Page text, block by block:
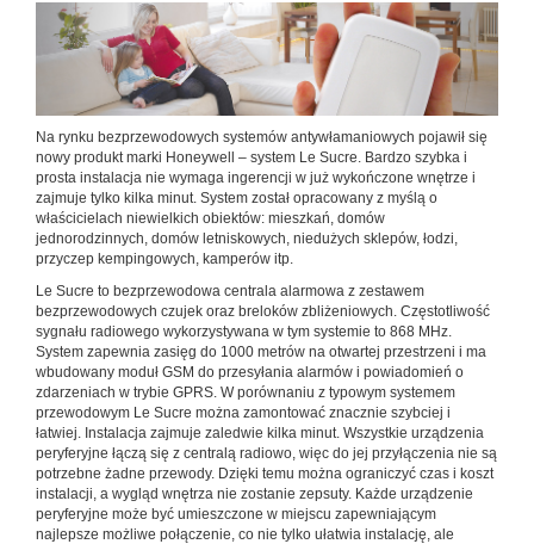
Na rynku bezprzewodowych systemów antywłamaniowych pojawił się
nowy produkt marki Honeywell – system Le Sucre. Bardzo szybka i
prosta instalacja nie wymaga ingerencji w już wykończone wnętrze i
zajmuje tylko kilka minut. System został opracowany z myślą o
właścicielach niewielkich obiektów: mieszkań, domów
jednorodzinnych, domów letniskowych, niedużych sklepów, łodzi,
przyczep kempingowych, kamperów itp.
Le Sucre to bezprzewodowa centrala alarmowa z zestawem
bezprzewodowych czujek oraz breloków zbliżeniowych. Częstotliwość
sygnału radiowego wykorzystywana w tym systemie to 868 MHz.
System zapewnia zasięg do 1000 metrów na otwartej przestrzeni i ma
wbudowany moduł GSM do przesyłania alarmów i powiadomień o
zdarzeniach w trybie GPRS. W porównaniu z typowym systemem
przewodowym Le Sucre można zamontować znacznie szybciej i
łatwiej. Instalacja zajmuje zaledwie kilka minut. Wszystkie urządzenia
peryferyjne łączą się z centralą radiowo, więc do jej przyłączenia nie są
potrzebne żadne przewody. Dzięki temu można ograniczyć czas i koszt
instalacji, a wygląd wnętrza nie zostanie zepsuty. Każde urządzenie
peryferyjne może być umieszczone w miejscu zapewniającym
najlepsze możliwe połączenie, co nie tylko ułatwia instalację, ale